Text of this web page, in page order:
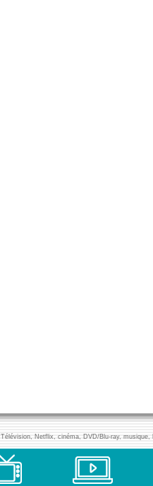
Télévision, Netflix, cinéma, DVD/Blu-ray,